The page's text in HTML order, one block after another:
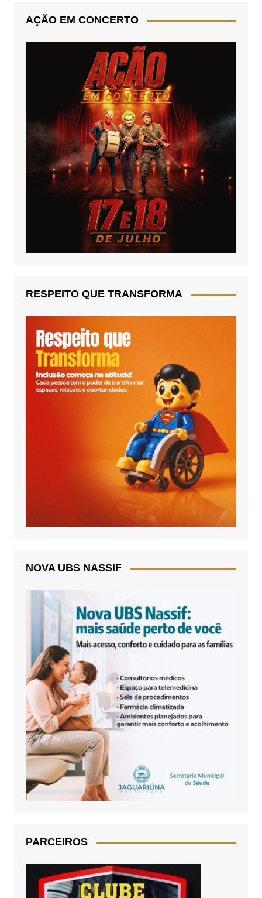
AÇÃO EM CONCERTO
RESPEITO QUE TRANSFORMA
NOVA UBS NASSIF
PARCEIROS